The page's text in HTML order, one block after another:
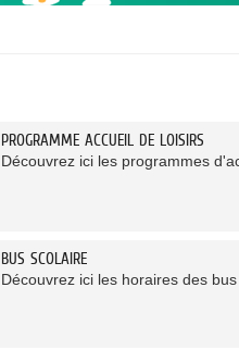
PROGRAMME ACCUEIL DE LOISIRS
Découvrez ici les programmes
BUS SCOLAIRE
Découvrez ici les horaires des